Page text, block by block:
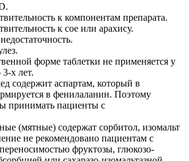
к компонентам препарата.
к сое или арахису.
форме таблетки не применяется у
3-х лет.
содержит аспартам, который в
в фенилаланин. Поэтому
принимать пациенты с
(мятные) содержат сорбитол, изомальт
не рекомендовано пациентам с
фруктозы, глюкозо-